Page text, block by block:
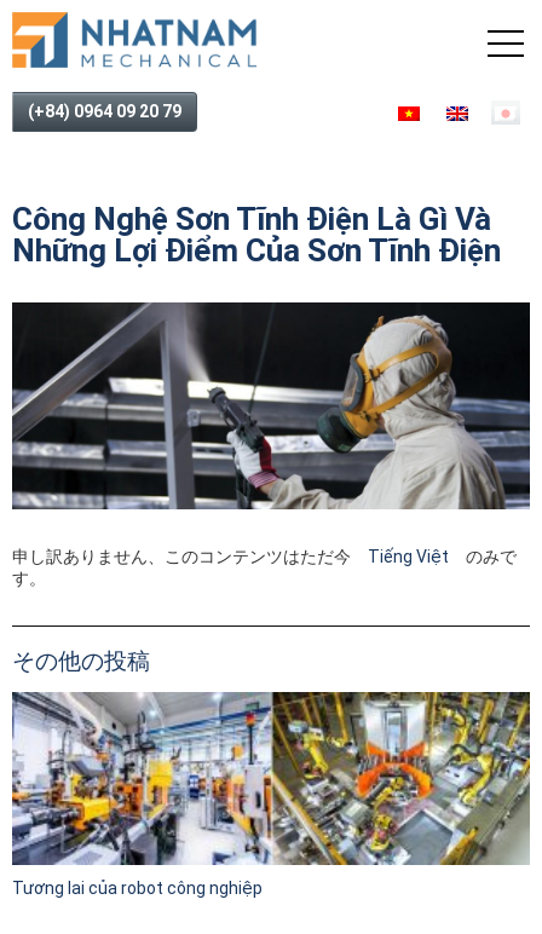
(+84) 0964 09 20 79
Công Nghệ Sơn Tĩnh Điện Là Gì Và
Những Lợi Điểm Của Sơn Tĩnh Điện
申し訳ありません、このコンテンツはただ今 Tiếng Việt のみで
す。
その他の投稿
Tương lai của robot công nghiệp